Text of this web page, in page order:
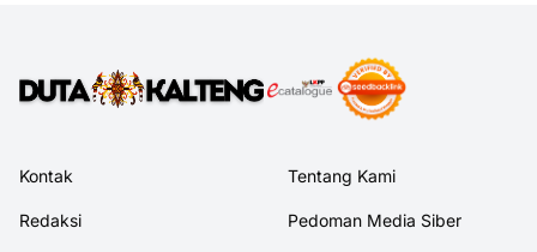
Kontak Tentang Kami
Redaksi Pedoman Media Siber